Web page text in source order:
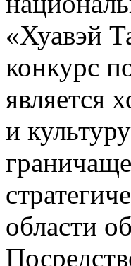
«Хуавэй
конкурс
является
и
области